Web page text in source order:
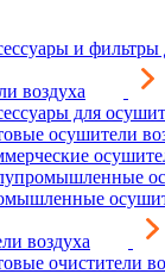
и фильтры
воздуха
для
осушители
воздуха
очистители